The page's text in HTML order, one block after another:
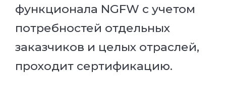
функционала NGFW с учетом
потребностей отдельных
заказчиков и целых отраслей,
проходит сертификацию.